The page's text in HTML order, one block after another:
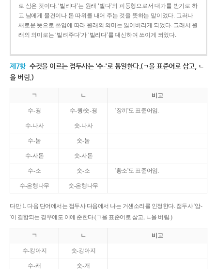
로 삼은 것이다. ‘빌리다’는 원래 ‘빌다’의 피동형으로서 대가를 받기로 하
고 남에게 물건이나 돈 따위를 내어 주는 것을 뜻하는 말이었다. 그러나
새로운 뜻으로 쓰임에 따라 원래의 의미는 잃어버리게 되었다. 그래서 원
래의 의미로는 ‘빌려주다’가 ‘빌리다’를 대신하여 쓰이게 되었다.
제7항 수컷을 이르는 접두사는 '수-'로 통일한다.(ㄱ을 표준어로 삼고, ㄴ
을 버림.)
ㄱ ㄴ 비고
수-꿩 수-퀑/숫-꿩 '장끼'도 표준어임.
수-나사 숫-나사
수-놈 숫-놈
수-사돈 숫-사돈
수-소 숫-소 '황소'도 표준어임.
수-은행나무 숫-은행나무
다만 1. 다음 단어에서는 접두사 다음에서 나는 거센소리를 인정한다. 접두사 '암-
'이 결합되는 경우에도 이에 준한다.(ㄱ을 표준어로 삼고, ㄴ을 버림.)
ㄱ ㄴ 비고
수-캉아지 숫-강아지
수-캐 숫-개